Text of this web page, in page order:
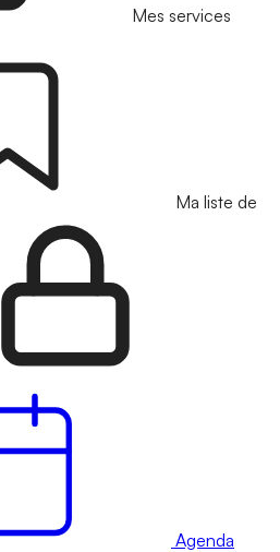
Mes services
Ma liste de
Agenda